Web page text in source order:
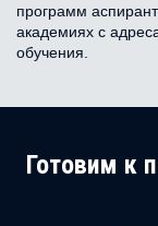
программ
академиях с
обучения.
Готовим к